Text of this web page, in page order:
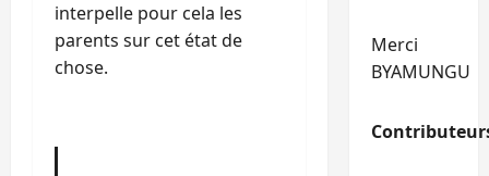
interpelle pour cela les
parents sur cet état de
chose.
Merci
BYAMUNGU